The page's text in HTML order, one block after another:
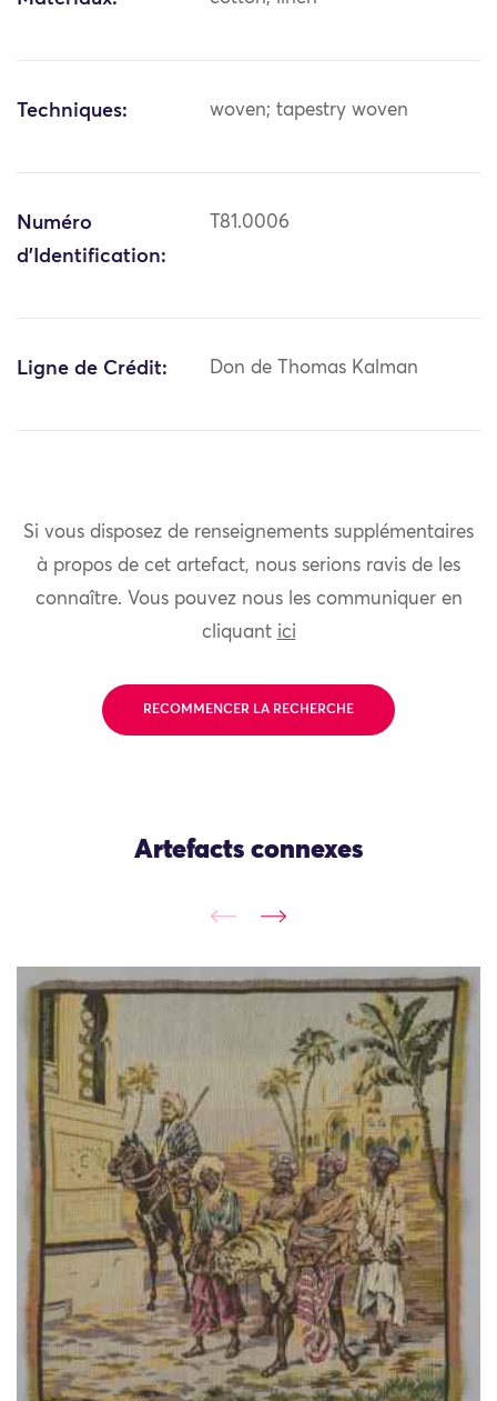
Techniques: woven; tapestry woven
Numéro
d'Identification:
T81.0006
Ligne de Crédit: Don de Thomas Kalman
Si vous disposez de renseignements supplémentaires
à propos de cet artefact, nous serions ravis de les
connaître. Vous pouvez nous les communiquer en
cliquant ici
RECOMMENCER LA RECHERCHE
Artefacts connexes